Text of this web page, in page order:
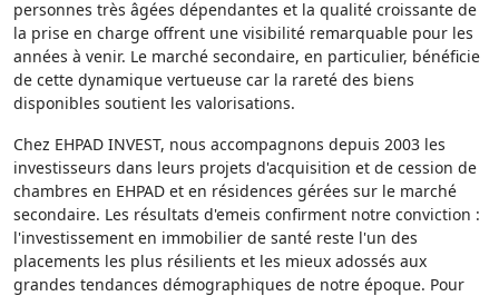
personnes très âgées dépendantes et la qualité croissante de
la prise en charge offrent une visibilité remarquable pour les
années à venir. Le marché secondaire, en particulier, bénéficie
de cette dynamique vertueuse car la rareté des biens
disponibles soutient les valorisations.
Chez EHPAD INVEST, nous accompagnons depuis 2003 les
investisseurs dans leurs projets d'acquisition et de cession de
chambres en EHPAD et en résidences gérées sur le marché
secondaire. Les résultats d'emeis confirment notre conviction :
l'investissement en immobilier de santé reste l'un des
placements les plus résilients et les mieux adossés aux
grandes tendances démographiques de notre époque. Pour